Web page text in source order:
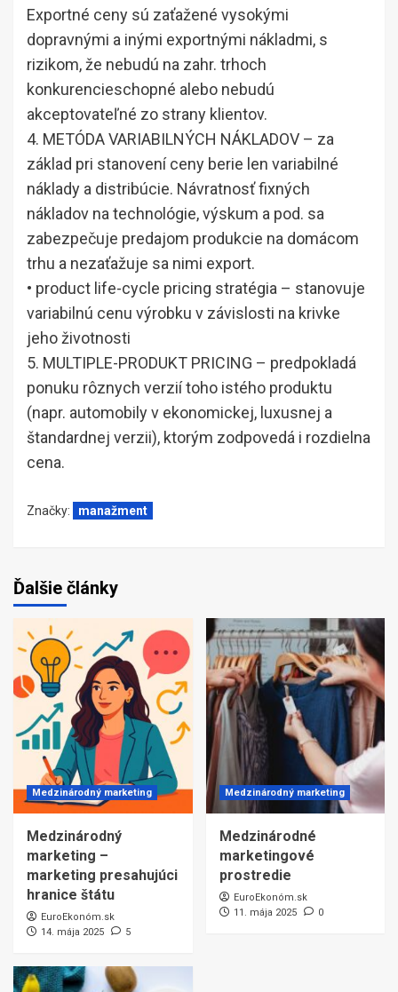
Exportné ceny sú zaťažené vysokými
dopravnými a inými exportnými nákladmi, s
rizikom, že nebudú na zahr. trhoch
konkurencieschopné alebo nebudú
akceptovateľné zo strany klientov.
4. METÓDA VARIABILNÝCH NÁKLADOV – za
základ pri stanovení ceny berie len variabilné
náklady a distribúcie. Návratnosť fixných
nákladov na technológie, výskum a pod. sa
zabezpečuje predajom produkcie na domácom
trhu a nezaťažuje sa nimi export.
• product life-cycle pricing stratégia – stanovuje
variabilnú cenu výrobku v závislosti na krivke
jeho životnosti
5. MULTIPLE-PRODUKT PRICING – predpokladá
ponuku rôznych verzií toho istého produktu
(napr. automobily v ekonomickej, luxusnej a
štandardnej verzii), ktorým zodpovedá i rozdielna
cena.
Značky: manažment
Ďalšie články
Medzinárodný marketing
Medzinárodný
marketing –
marketing presahujúci
hranice štátu
EuroEkonóm.sk
14. mája 2025
5
Medzinárodný marketing
Medzinárodné
marketingové
prostredie
EuroEkonóm.sk
11. mája 2025
0